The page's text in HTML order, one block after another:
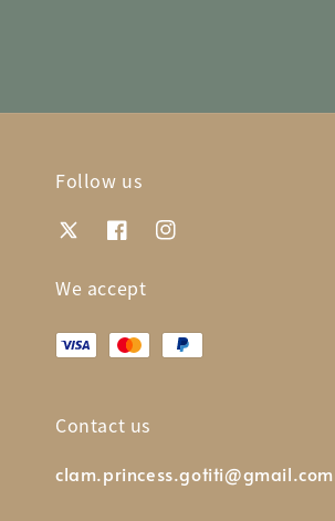
Follow us
We accept
Contact us
clam.princess.gotiti@gmail.com